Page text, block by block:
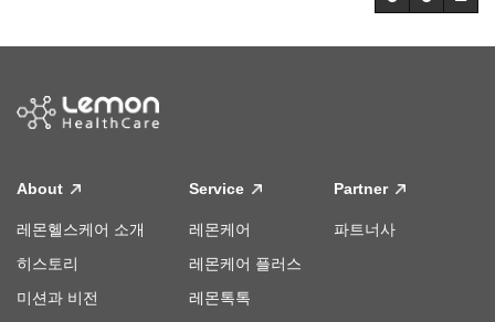
About
레몬헬스케어 소개
히스토리
미션과 비전
Service
레몬케어
레몬케어 플러스
레몬톡톡
Partner
파트너사